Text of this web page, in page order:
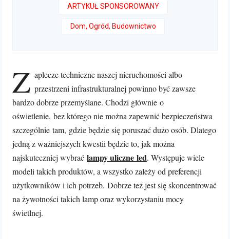
ARTYKUŁ SPONSOROWANY
Dom, Ogród, Budownictwo
Z aplecze techniczne naszej nieruchomości albo
przestrzeni infrastrukturalnej powinno być zawsze
bardzo dobrze przemyślane. Chodzi głównie o
oświetlenie, bez którego nie można zapewnić bezpieczeństwa
szczególnie tam, gdzie będzie się poruszać dużo osób. Dlatego
jedną z ważniejszych kwestii będzie to, jak można
najskuteczniej wybrać lampy uliczne led. Występuje wiele
modeli takich produktów, a wszystko zależy od preferencji
użytkowników i ich potrzeb. Dobrze też jest się skoncentrować
na żywotności takich lamp oraz wykorzystaniu mocy
świetlnej.